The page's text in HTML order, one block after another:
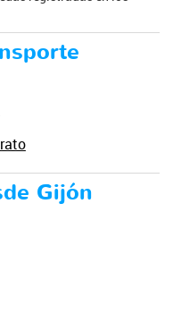
Gijón